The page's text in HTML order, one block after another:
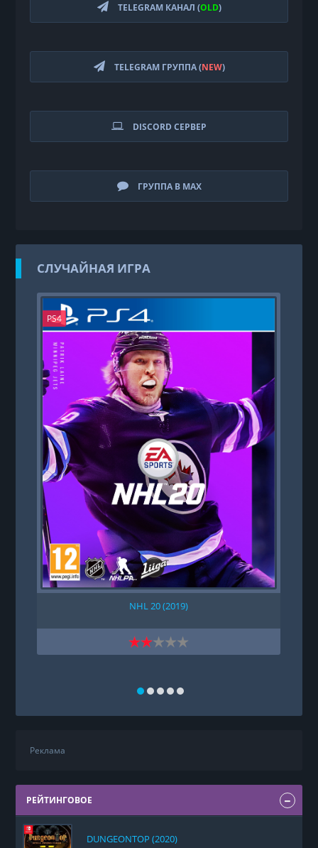
TELEGRAM КАНАЛ (OLD)
TELEGRAM ГРУППА (NEW)
DISCORD СЕРВЕР
ГРУППА В MAX
СЛУЧАЙНАЯ ИГРА
PS4
NHL 20 (2019)
Реклама
РЕЙТИНГОВОЕ
DUNGEONTOP (2020)